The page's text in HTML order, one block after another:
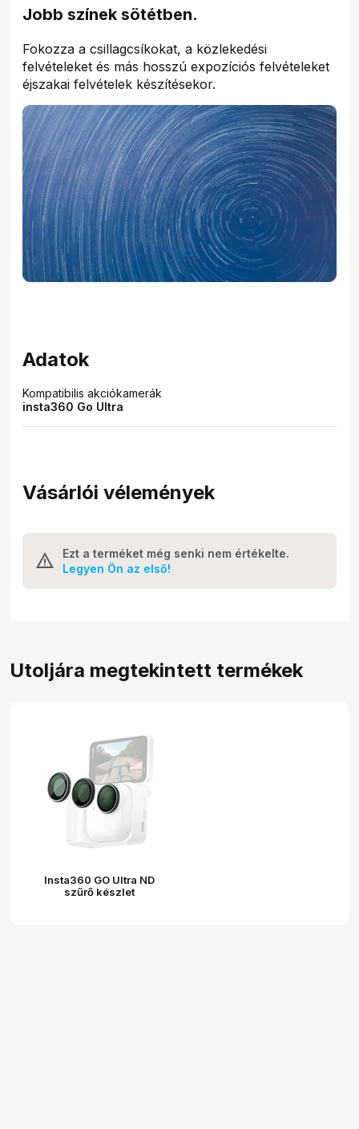
Jobb színek sötétben.
Fokozza a csillagcsíkokat, a közlekedési
felvételeket és más hosszú expozíciós felvételeket
éjszakai felvételek készítésekor.
Adatok
Kompatibilis akciókamerák
insta360 Go Ultra
Vásárlói vélemények
Ezt a terméket még senki nem értékelte.
Legyen Ön az első!
Utoljára megtekintett termékek
Insta360 GO Ultra ND
szűrő készlet